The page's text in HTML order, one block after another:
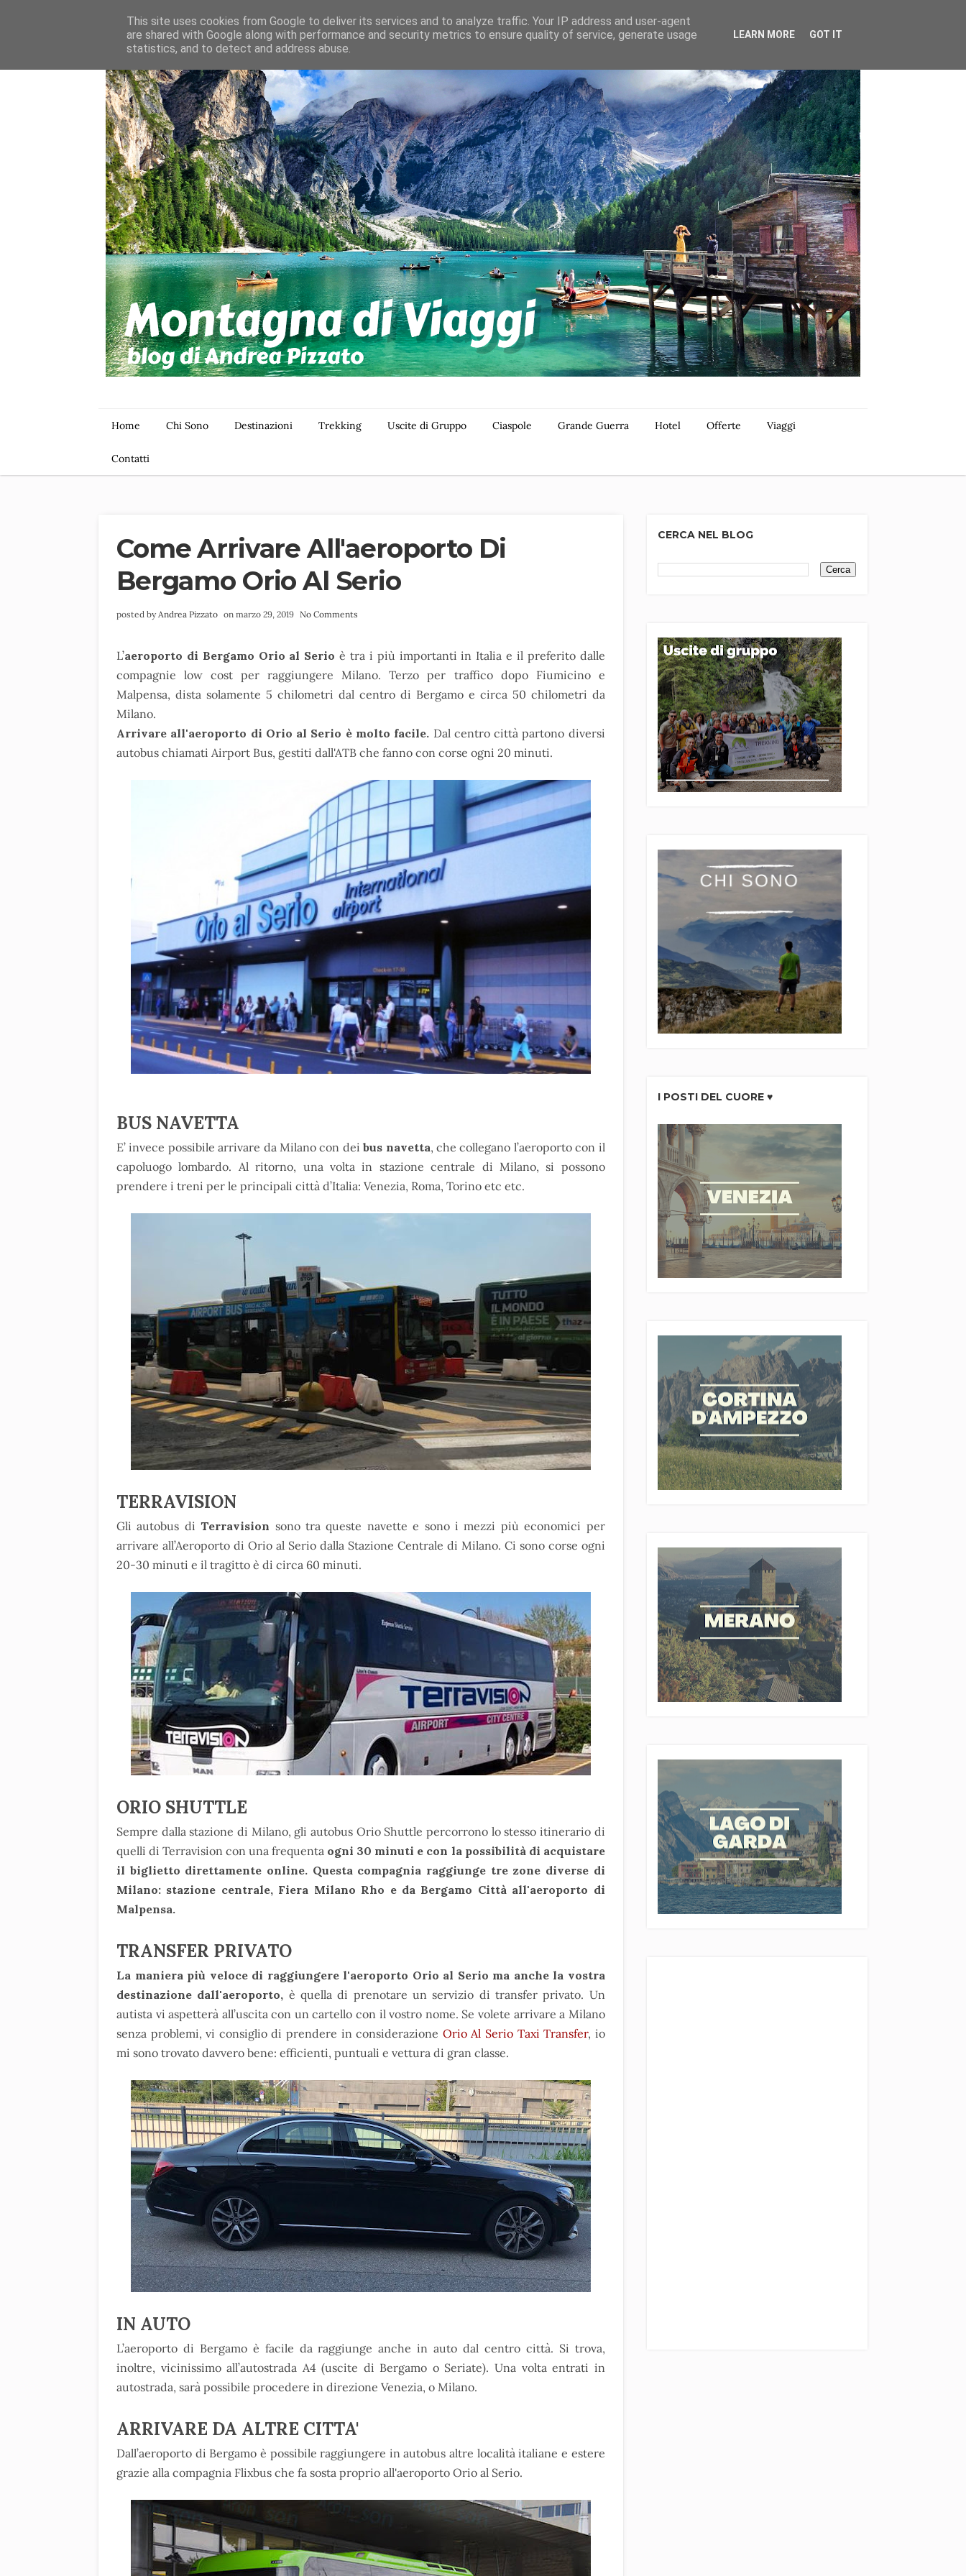
Home Chi Sono Destinazioni Trekking Uscite di Gruppo Ciaspole Grande Guerra Hotel Offerte Viaggi
Contatti
Come Arrivare All'aeroporto Di
Bergamo Orio Al Serio
posted byAndrea Pizzato on marzo 29, 2019 No Comments
L’aeroporto di Bergamo Orio al Serioè tra i più importanti in Italia e il preferito dalle
compagnie low cost per raggiungere Milano. Terzo per traffico dopo Fiumicino e
Malpensa, dista solamente 5 chilometri dal centro di Bergamo e circa 50 chilometri da
Milano.
Arrivare all'aeroporto di Orio al Serio è molto facile. Dal centro città partono diversi
autobus chiamati Airport Bus, gestiti dall'ATB che fanno con corse ogni 20 minuti.
BUS NAVETTA
E’ invece possibile arrivare da Milano con deibus navetta, che collegano l’aeroporto con il
capoluogo lombardo. Al ritorno, una volta in stazione centrale di Milano, si possono
prendere i treni per le principali città d’Italia: Venezia, Roma, Torino etc etc.
TERRAVISION
Gli autobus di Terravision sono tra queste navette e sono i mezzi più economici per
arrivare all’Aeroporto di Orio al Serio dalla Stazione Centrale di Milano. Ci sono corse ogni
20-30 minuti e il tragitto è di circa 60 minuti.
ORIO SHUTTLE
Sempre dalla stazione di Milano, gli autobus Orio Shuttle percorrono lo stesso itinerario di
quelli di Terravision con una frequenta ogni 30 minuti e con la possibilità di acquistare
il biglietto direttamente online. Questa compagnia raggiunge tre zone diverse di
Milano: stazione centrale, Fiera Milano Rho e da Bergamo Città all'aeroporto di
Malpensa.
TRANSFER PRIVATO
La maniera più veloce di raggiungere l'aeroporto Orio al Serio ma anche la vostra
destinazione dall'aeroporto, è quella di prenotare un servizio di transfer privato. Un
autista vi aspetterà all’uscita con un cartello con il vostro nome. Se volete arrivare a Milano
senza problemi, vi consiglio di prendere in considerazione Orio Al Serio Taxi Transfer, io
mi sono trovato davvero bene: efficienti, puntuali e vettura di gran classe.
IN AUTO
L’aeroporto di Bergamo è facile da raggiunge anche in auto dal centro città. Si trova,
inoltre, vicinissimo all’autostrada A4 (uscite di Bergamo o Seriate). Una volta entrati in
autostrada, sarà possibile procedere in direzione Venezia, o Milano.
ARRIVARE DA ALTRE CITTA'
Dall’aeroporto di Bergamo è possibile raggiungere in autobus altre località italiane e estere
grazie alla compagnia Flixbus che fa sosta proprio all'aeroporto Orio al Serio.
CERCA NEL BLOG
I POSTI DEL CUORE ♥
This site uses cookies from Google to deliver its services and to analyze traffic. Your IP address and user-agent
are shared with Google along with performance and security metrics to ensure quality of service, generate usage
statistics, and to detect and address abuse.
LEARN MORE GOT IT